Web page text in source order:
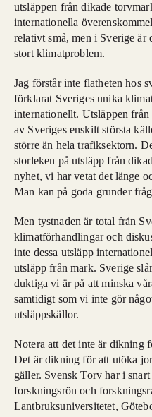
utsläppen från dikade
internationella
relativt små, men i Sverige är
stort klimatproblem.
Jag förstår inte flatheten hos
förklarat Sveriges unika
internationellt. Utsläppen
av Sveriges enskilt största
större än hela trafiksektorn.
storleken på utsläpp från
nyhet, vi har vetat det länge
Man kan på goda grunder
Men tystnaden är total från
klimatförhandlingar och
inte dessa utsläpp
utsläpp från mark. Sverige
duktiga vi är på att minska
samtidigt som vi inte gör
utsläppskällor.
Notera att det inte är dikning
Det är dikning för att utöka
gäller. Svensk Torv har i
forskningsrön och
Lantbruksuniversitetet,